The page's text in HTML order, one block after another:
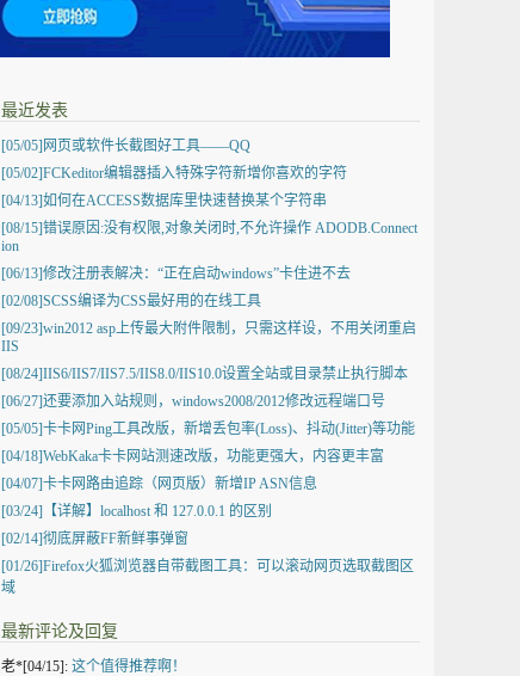
最近发表
[05/05] 网页或软件长截图好工具——QQ
[05/02]FCKeditor编辑器插入特殊字符新增你喜欢的字符
[04/13]如何在ACCESS数据库里快速替换某个字符串
[08/15]错误原因:没有权限,对象关闭时,不允许操作 ADODB.Connect
ion
[06/13]修改注册表解决：“正在启动windows”卡住进不去
[02/08]SCSS编译为CSS最好用的在线工具
[09/23]win2012 asp上传最大附件限制，只需这样设，不用关闭重启
IIS
[08/24]IIS6/IIS7/IIS7.5/IIS8.0/IIS10.0设置全站或目录禁止执行脚本
[06/27]还要添加入站规则，windows2008/2012修改远程端口号
[05/05]卡卡网Ping工具改版，新增丢包率(Loss)、抖动(Jitter)等功能
[04/18]WebKaka卡卡网站测速改版，功能更强大，内容更丰富
[04/07]卡卡网路由追踪（网页版）新增IP ASN信息
[03/24] 【详解】localhost 和 127.0.0.1 的区别
[02/14]彻底屏蔽FF新鲜事弹窗
[01/26]Firefox火狐浏览器自带截图工具：可以滚动网页选取截图区
域
最新评论及回复
老*[04/15]: 这个值得推荐啊！